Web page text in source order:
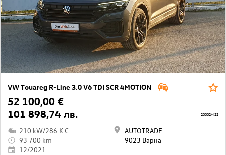
VW Touareg R-Line 3.0 V6 TDI SCR 4MOTION
52 100,00 €
101 898,74 лв.
210 kW/286 K.C
93 700 km
12/2021
AUTOTRADE
9023 Варна
20002/422